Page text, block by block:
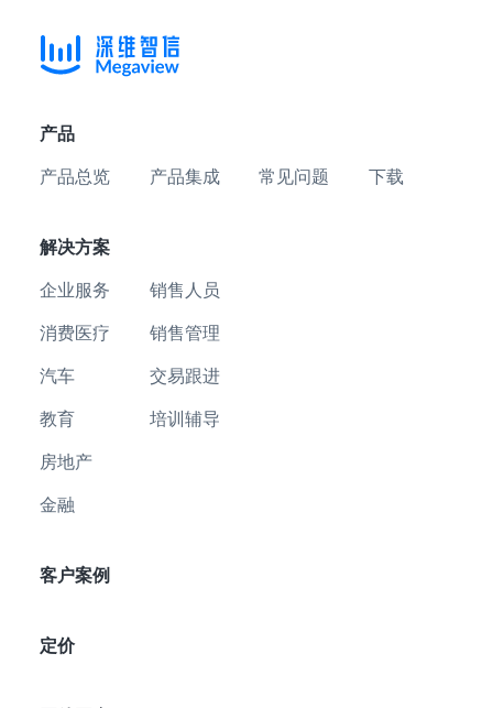
产品
产品总览 产品集成 常见问题 下载
解决方案
企业服务
消费医疗
汽车
教育
房地产
金融
销售人员
销售管理
交易跟进
培训辅导
客户案例
定价